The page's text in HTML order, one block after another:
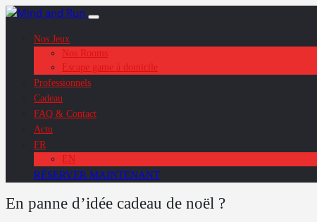
Nos Jeux
Nos Rooms
Escape game à domicile
Professionnels
Cadeau
FAQ & Contact
Actu
FR
EN
RÉSERVER MAINTENANT
En panne d’idée cadeau de noël ?